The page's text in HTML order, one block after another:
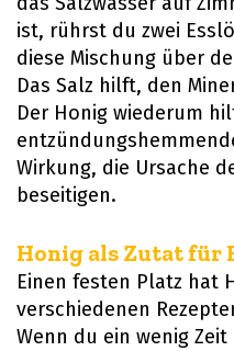
ist, rührst du zwei
diese Mischung über
Das Salz hilft, den
Der Honig wiederum
Wirkung, die Ursache
beseitigen.
Honig als Zutat für
Einen festen Platz hat
verschiedenen
Wenn du ein wenig